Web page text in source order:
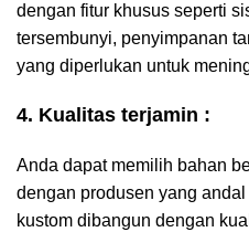
dengan fitur khusus seperti
tersembunyi, penyimpanan
yang diperlukan untuk
4. Kualitas terjamin :
Anda dapat memilih bahan
dengan produsen yang
kustom dibangun dengan